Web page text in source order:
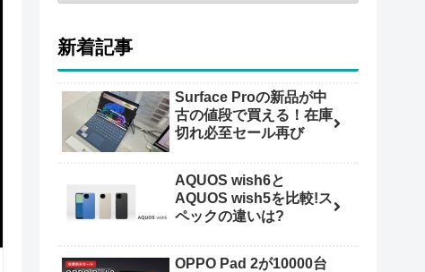
新着記事
Surface Proの新品が中
古の値段で買える！在庫
切れ必至セール再び
AQUOS wish6と
AQUOS wish5を比較!ス
ペックの違いは?
OPPO Pad 2が10000台